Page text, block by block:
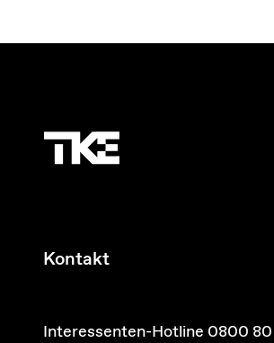
Kontakt
Interessenten-Hotline 0800 80